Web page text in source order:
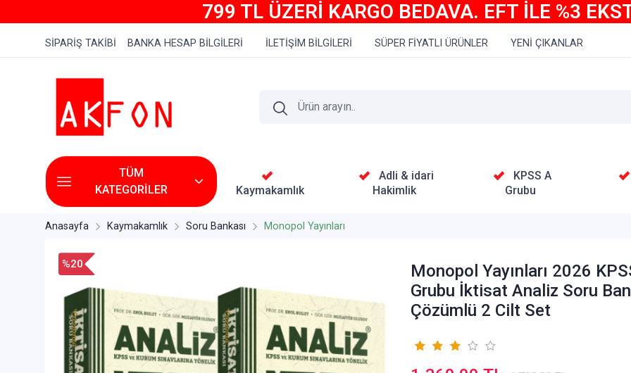
799 TL ÜZERİ KARGO BEDAVA. EFT İLE %3
SİPARİŞ TAKİBİ BANKA HESAP BİLGİLERİ İLETİŞİM BİLGİLERİ SÜPER FİYATLI ÜRÜNLER YENİ ÇIKANLAR
TÜM
KATEGORİLER
Kaymakamlık
Adli & idari
Hakimlik
KPSS A
Grubu
Anasayfa Kaymakamlık Soru Bankası Monopol Yayınları
%20
Monopol Yayınları 2026
Grubu İktisat Analiz Soru
Çözümlü 2 Cilt Set